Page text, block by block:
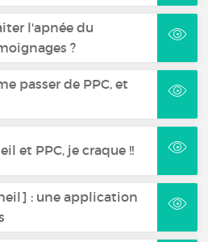
l'apnée du
?
passer de PPC, et
et PPC, je craque !!
: une application